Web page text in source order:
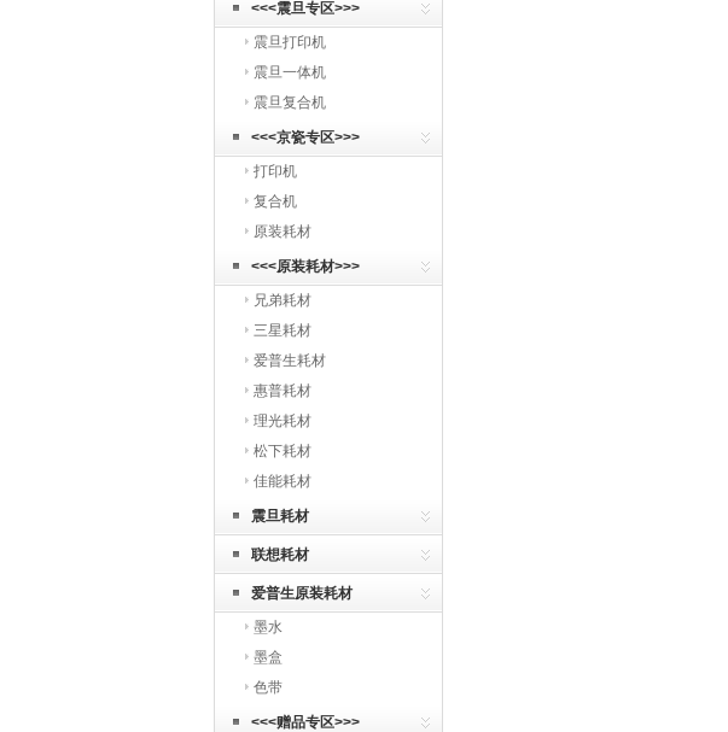
<<<震旦专区>>>
震旦打印机
震旦一体机
震旦复合机
<<<京瓷专区>>>
打印机
复合机
原装耗材
<<<原装耗材>>>
兄弟耗材
三星耗材
爱普生耗材
惠普耗材
理光耗材
松下耗材
佳能耗材
震旦耗材
联想耗材
爱普生原装耗材
墨水
墨盒
色带
<<<赠品专区>>>